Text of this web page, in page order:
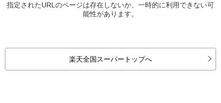
指定されたURLのページは存在しないか、一時的に利用できない可
能性があります。
楽天全国スーパートップへ